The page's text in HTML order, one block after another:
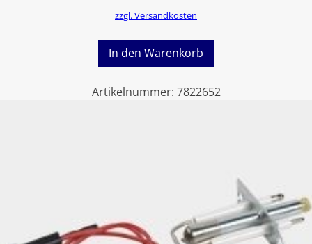
zzgl. Versandkosten
In den Warenkorb
Artikelnummer: 7822652